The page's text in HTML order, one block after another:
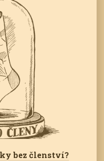
bez členství?